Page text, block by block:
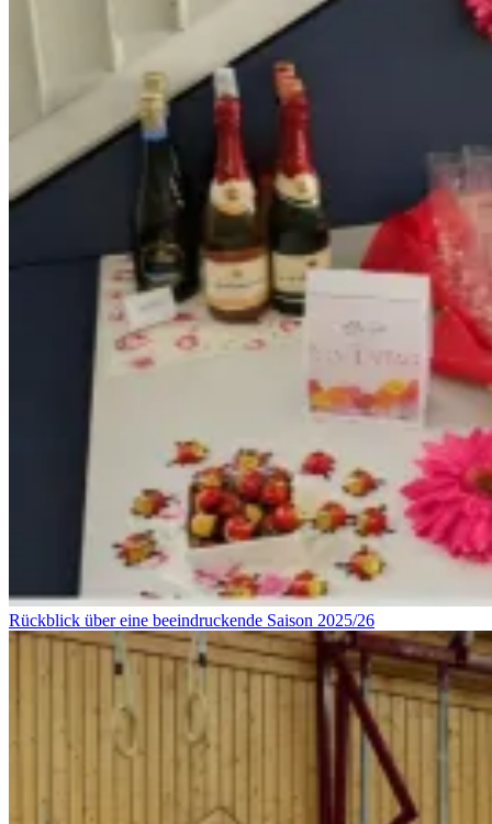
Rückblick über eine beeindruckende Saison 2025/26